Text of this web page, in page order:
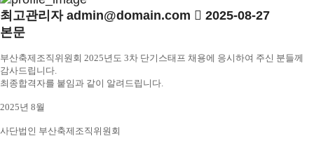
최고관리자 admin@domain.com
2025-08-27
본문
부산축제조직위원회 2025년도 3차 단기스태프 채용에 응시하여 주신 분들께
감사드립니다.
최종합격자를 붙임과 같이 알려드립니다.
2025년 8월
사단법인 부산축제조직위원회